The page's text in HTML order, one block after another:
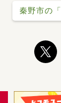
秦野市の「